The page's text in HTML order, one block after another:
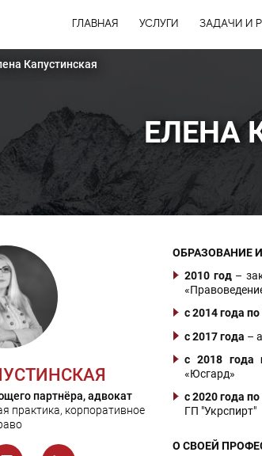
ГЛАВНАЯ УСЛУГИ ЗАДАЧИ И
Капустинская
ЕЛЕНА
партнёра, адвокат
практика, корпоративное
ОБРАЗОВАНИЕ
2010 год–
с 2014 года
с 2017 года –
с 2018 года
«Юсгард»
с 2020 года
ГП "Укрспирт"
О СВОЕЙ